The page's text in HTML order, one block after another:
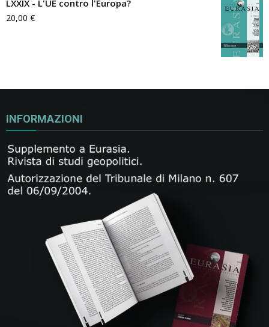
LXXIX - L'UE contro l'Europa?
20,00 €
INFORMAZIONI